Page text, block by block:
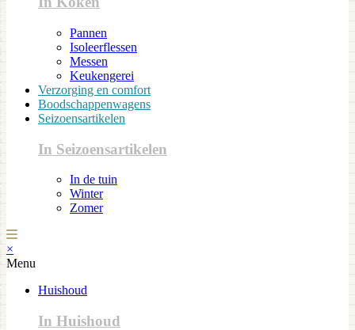
Pannen
Isoleerflessen
Messen
Keukengerei
Verzorging en comfort
Boodschappenwagens
Seizoensartikelen
In Seizoensartikelen
In de tuin
Winter
Zomer
×
Menu
Huishoud
In Huishoud